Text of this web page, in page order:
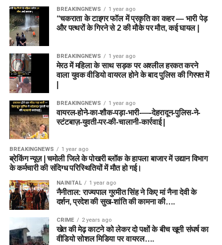
BREAKINGNEWS 1 year ago
“चकराता के टाइगर फॉल में प्रकृति का कहर — भारी पेड़
और पत्थरों के गिरने से 2 की मौके पर मौत, कई घायल |
BREAKINGNEWS 1 year ago
मेरठ में महिला के साथ सड़क पर अश्लील हरकत करने
वाला युवक वीडियो वायरल होने के बाद पुलिस की गिरफ्त में
BREAKINGNEWS 1 year ago
वायरल-होने-का-शौक-पड़ा-भारी-—-देहरादून-पुलिस-ने-
स्टंटबाज़-युवती-पर-की-चालानी-कार्रवाई |
BREAKINGNEWS 1 year ago
ब्रेकिंग न्यूज़ | चमोली जिले के पोखरी ब्लॉक के हापला बाजार में उद्यान विभाग
के कर्मचारी की संदिग्ध परिस्थितियों में मौत हो गई।
NAINITAL 1 year ago
नैनीताल: राज्यपाल गुरमीत सिंह ने किए मां नैना देवी के
दर्शन, प्रदेश की सुख-शांति की कामना की….
CRIME 2 years ago
खेत की मेढ़ काटने को लेकर दो पक्षों के बीच खूनी संघर्ष का
वीडियो सोशल मिडिया पर वायरल….